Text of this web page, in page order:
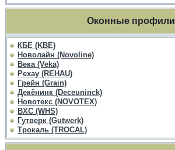
Оконные профили
КБЕ (KBE)
Новолайн (Novoline)
Века (Veka)
Рехау (REHAU)
Грейн (Grain)
Декёнинк (Deceuninck)
Новотекс (NOVOTEX)
ВХС (WHS)
Гутверк (Gutwerk)
Трокаль (TROCAL)